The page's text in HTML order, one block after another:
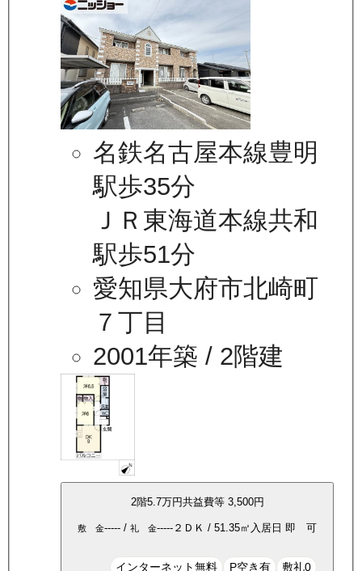
名鉄名古屋本線豊明
駅歩35分
ＪＲ東海道本線共和
駅歩51分
愛知県大府市北崎町
７丁目
2001年築 / 2階建
2階5.7万円共益費等 3,500円
敷 金----- / 礼 金----- ２ＤＫ / 51.35㎡ 入居日 即 可
インターネット無料 P空き有 敷礼0